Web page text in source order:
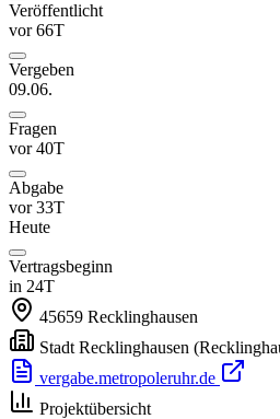
Veröffentlicht
vor 66T
Vergeben
09.06.
Fragen
vor 40T
Abgabe
vor 33T
Heute
Vertragsbeginn
in 24T
45659 Recklinghausen
Stadt Recklinghausen
vergabe.metropoleruhr.de
Projektübersicht